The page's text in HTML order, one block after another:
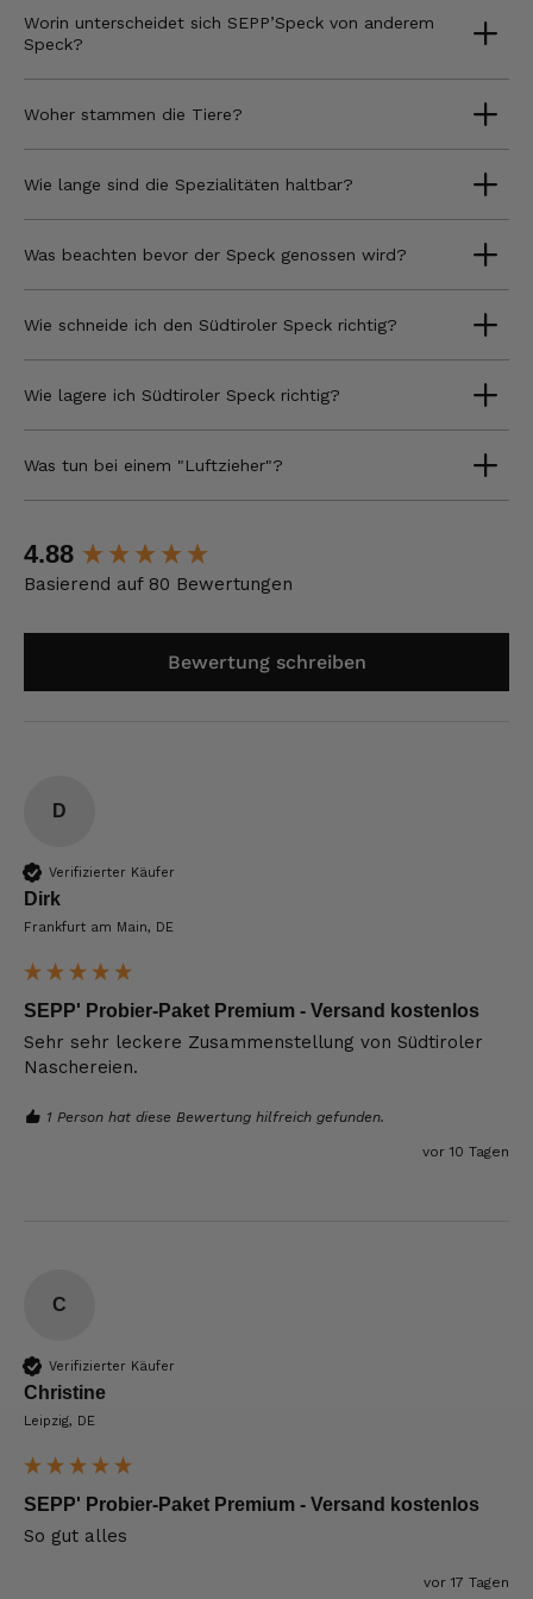
Worin unterscheidet sich SEPP’Speck von anderem
Speck?
Woher stammen die Tiere?
Wie lange sind die Spezialitäten haltbar?
Was beachten bevor der Speck genossen wird?
Wie schneide ich den Südtiroler Speck richtig?
Wie lagere ich Südtiroler Speck richtig?
Was tun bei einem "Luftzieher"?
4.88
Basierend auf 80 Bewertungen
Bewertung schreiben
D
Verifizierter Käufer
Dirk
Frankfurt am Main, DE
SEPP' Probier-Paket Premium - Versand kostenlos
Sehr sehr leckere Zusammenstellung von Südtiroler
Naschereien.
1 Person hat diese Bewertung hilfreich gefunden.
vor 10 Tagen
C
Verifizierter Käufer
Christine
Leipzig, DE
SEPP' Probier-Paket Premium - Versand kostenlos
So gut alles
vor 17 Tagen
New content loaded